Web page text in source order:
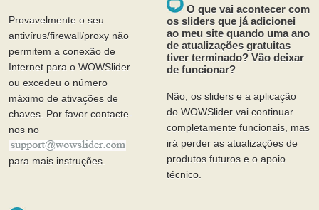
O que vai acontecer com
os sliders que já adicionei
ao meu site quando uma ano
de atualizações gratuitas
tiver terminado? Vão deixar
de funcionar?
Não, os sliders e a aplicação
do WOWSlider vai continuar
completamente funcionais, mas
irá perder as atualizações de
produtos futuros e o apoio
técnico.
Provavelmente o seu
antivírus/firewall/proxy não
permitem a conexão de
Internet para o WOWSlider
ou excedeu o número
máximo de ativações de
chaves. Por favor contacte-
nos no
para mais instruções.